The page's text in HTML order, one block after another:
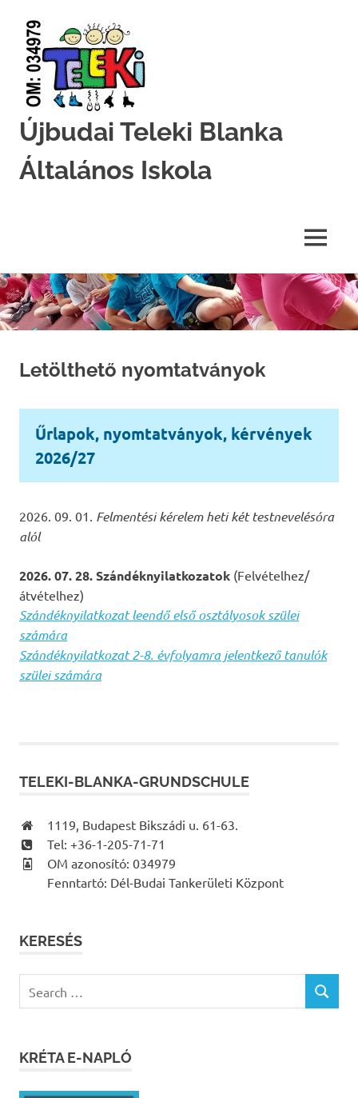
Skip
to
content
Újbudai Teleki Blanka
Általános Iskola
MENU
Letölthető nyomtatványok
Űrlapok, nyomtatványok, kérvények
2026/27
2026. 09. 01. Felmentési kérelem heti két testnevelésóra
alól
2026. 07. 28. Szándéknyilatkozatok (Felvételhez/
átvételhez)
Szándéknyilatkozat leendő első osztályosok szülei
számára
Szándéknyilatkozat 2-8. évfolyamra jelentkező tanulók
szülei számára
TELEKI-BLANKA-GRUNDSCHULE
1119, Budapest Bikszádi u. 61-63.
Tel: +36-1-205-71-71
OM azonosító: 034979
Fenntartó: Dél-Budai Tankerületi Központ
KERESÉS
for:
SEARCH
KRÉTA E-NAPLÓ